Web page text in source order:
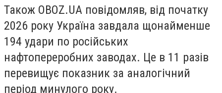
Також OBOZ.UA повідомляв, від початку
2026 року Україна завдала щонайменше
194 удари по російських
нафтопереробних заводах. Це в 11 разів
перевищує показник за аналогічний
період минулого року.